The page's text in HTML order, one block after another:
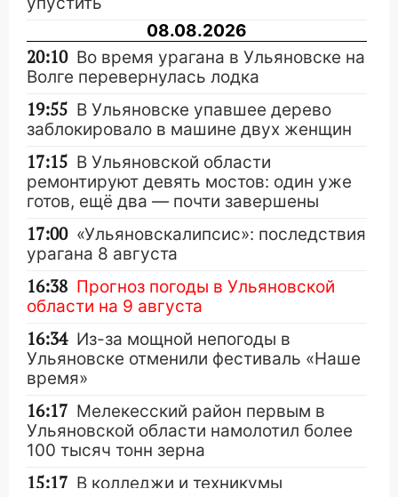
08.08.2026
20:10 Во время урагана в Ульяновске на
Волге перевернулась лодка
19:55 В Ульяновске упавшее дерево
заблокировало в машине двух женщин
17:15 В Ульяновской области
ремонтируют девять мостов: один уже
готов, ещё два — почти завершены
17:00 «Ульяновскалипсис»: последствия
урагана 8 августа
16:38 Прогноз погоды в Ульяновской
области на 9 августа
16:34 Из-за мощной непогоды в
Ульяновске отменили фестиваль «Наше
время»
16:17 Мелекесский район первым в
Ульяновской области намолотил более
100 тысяч тонн зерна
15:17 В колледжи и техникумы